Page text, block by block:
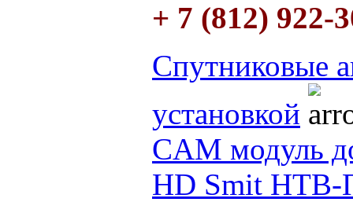
+ 7 (812) 922-
Спутниковые
установкой
CAM модуль
HD Smit